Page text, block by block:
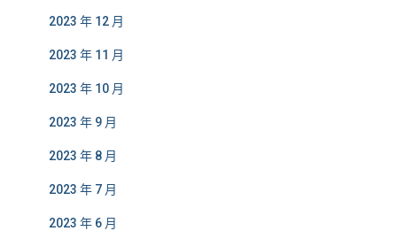
2023 年 12 月
2023 年 11 月
2023 年 10 月
2023 年 9 月
2023 年 8 月
2023 年 7 月
2023 年 6 月